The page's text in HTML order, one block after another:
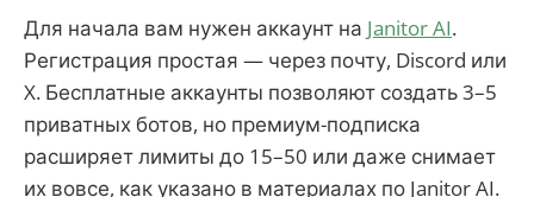
Для начала вам нужен аккаунт на Janitor AI.
Регистрация простая — через почту, Discord или
X. Бесплатные аккаунты позволяют создать 3–5
приватных ботов, но премиум-подписка
расширяет лимиты до 15–50 или даже снимает
их вовсе, как указано в материалах по Janitor AI.